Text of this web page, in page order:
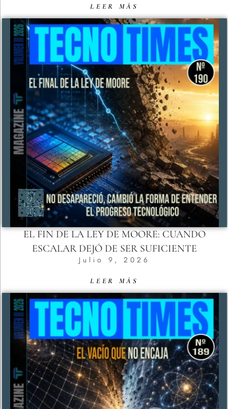
LEER MÁS
EL FIN DE LA LEY DE MOORE: CUANDO
ESCALAR DEJÓ DE SER SUFICIENTE
Julio 9, 2026
LEER MÁS